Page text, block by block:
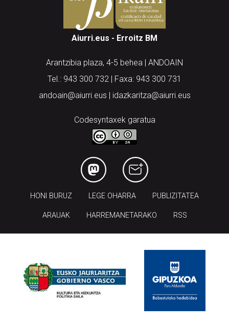
Aiurri.eus - Erroitz BM
Arantzibia plaza, 4-5 behea | ANDOAIN
Tel.: 943 300 732 | Faxa: 943 300 731
andoain@aiurri.eus | idazkaritza@aiurri.eus
Codesyntaxek garatua
HONI BURUZ LEGE OHARRA PUBLIZITATEA
ARAUAK HARREMANETARAKO RSS